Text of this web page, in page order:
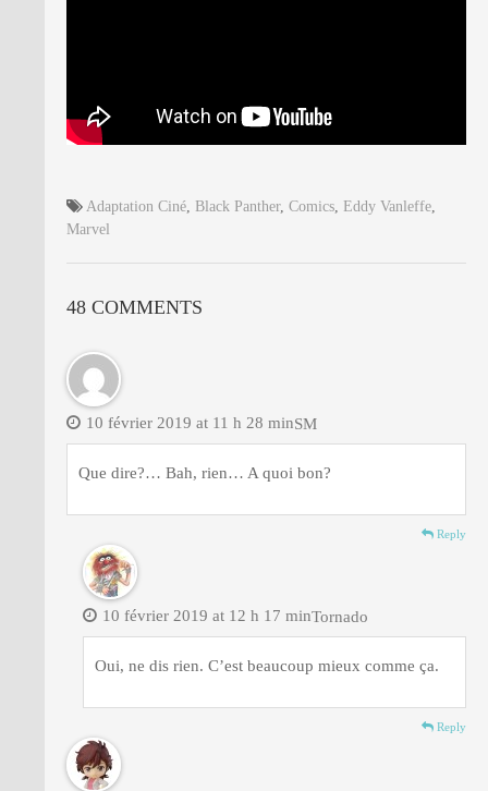
Adaptation Ciné Black Panther, Comics Eddy Vanleffe
Marvel
48 COMMENTS
SM
10 février 2019 at 11 h 28 min
Que dire?… Bah, rien… A quoi bon?
Reply
Tornado
10 février 2019 at 12 h 17 min
Oui, ne dis rien. C’est beaucoup mieux comme ça.
Reply